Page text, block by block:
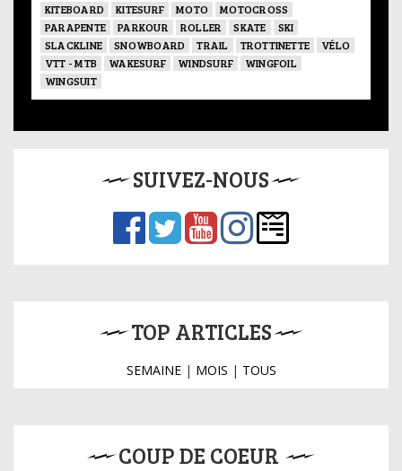
KITEBOARD
KITESURF MOTO
MOTOCROSS
PARAPENTE
PARKOUR ROLLER SKATE
SKI
SLACKLINE
SNOWBOARD TRAIL TROTTINETTE
VÉLO
VTT - MTB
WAKESURF WINDSURF
WINGFOIL
WINGSUIT
SUIVEZ-NOUS
TOP ARTICLES
SEMAINE| MOIS | TOUS
COUP DE COEUR